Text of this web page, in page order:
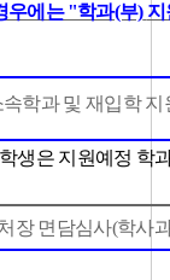
우에는 "학과(부)
속학과 및 재입학
생은 지원예정 학
장 면담심사(학사